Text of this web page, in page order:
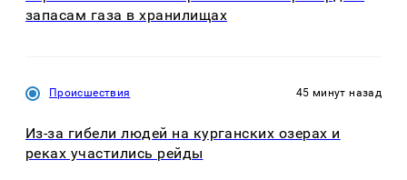
запасам газа в хранилищах
Происшествия 45 минут назад
Из-за гибели людей на курганских озерах и
реках участились рейды